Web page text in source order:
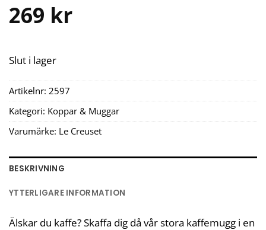
269 kr
Slut i lager
Artikelnr: 2597
Kategori: Koppar & Muggar
Varumärke: Le Creuset
BESKRIVNING
YTTERLIGARE INFORMATION
Älskar du kaffe? Skaffa dig då vår stora kaffemugg i en